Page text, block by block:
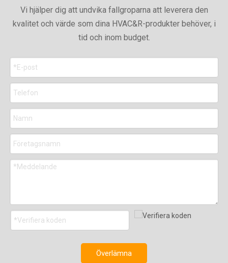
Vi hjälper dig att undvika fallgroparna att leverera den
kvalitet och värde som dina HVAC&R-produkter behöver, i
tid och inom budget.
Överlämna